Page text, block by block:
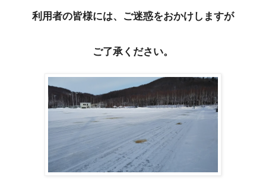
利用者の皆様には、ご迷惑をおかけしますが
ご了承ください。